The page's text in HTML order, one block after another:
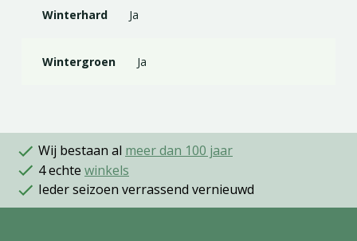
Winterhard Ja
Wintergroen Ja
Wij bestaan al meer dan 100 jaar
4 echte winkels
Ieder seizoen verrassend vernieuwd